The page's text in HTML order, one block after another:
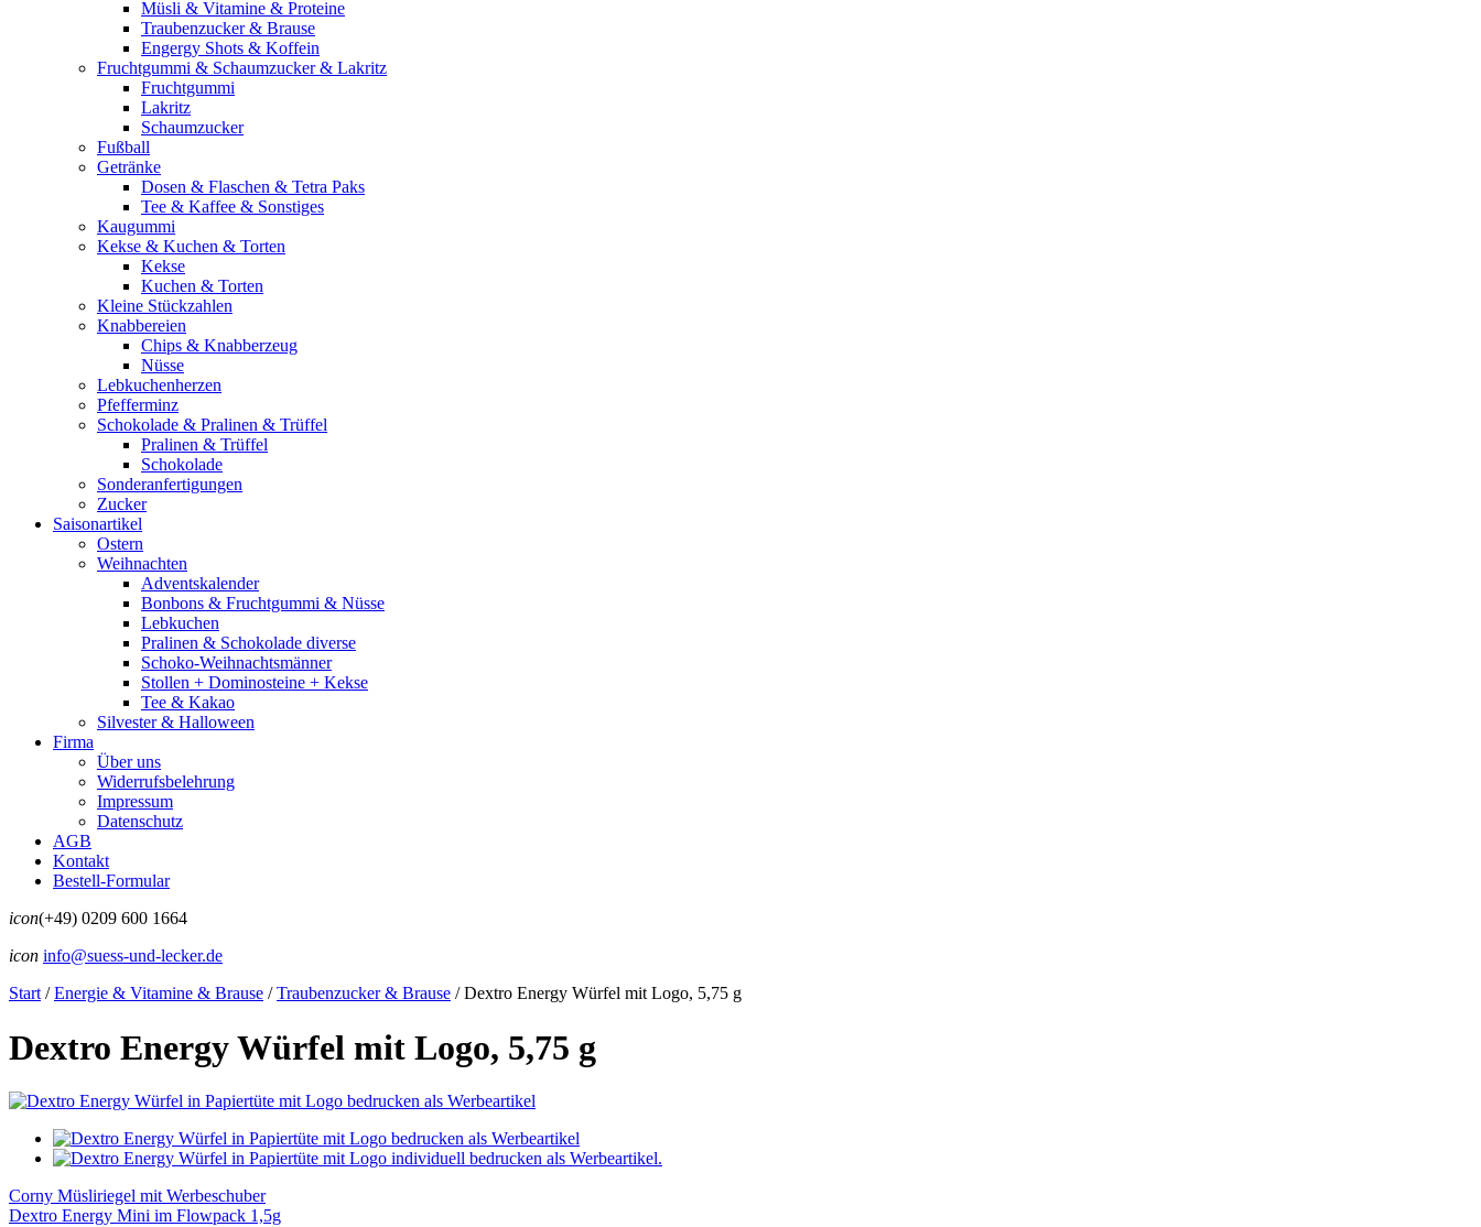
Müsli & Vitamine & Proteine
Traubenzucker & Brause
Engergy Shots & Koffein
Fruchtgummi & Schaumzucker & Lakritz
Fruchtgummi
Lakritz
Schaumzucker
Fußball
Getränke
Dosen & Flaschen & Tetra Paks
Tee & Kaffee & Sonstiges
Kaugummi
Kekse & Kuchen & Torten
Kekse
Kuchen & Torten
Kleine Stückzahlen
Knabbereien
Chips & Knabberzeug
Nüsse
Lebkuchenherzen
Pfefferminz
Schokolade & Pralinen & Trüffel
Pralinen & Trüffel
Schokolade
Sonderanfertigungen
Zucker
Saisonartikel
Ostern
Weihnachten
Adventskalender
Bonbons & Fruchtgummi & Nüsse
Lebkuchen
Pralinen & Schokolade diverse
Schoko-Weihnachtsmänner
Stollen + Dominosteine + Kekse
Tee & Kakao
Silvester & Halloween
Firma
Über uns
Widerrufsbelehrung
Impressum
Datenschutz
AGB
Kontakt
Bestell-Formular
icon(+49) 0209 600 1664
icon info@suess-und-lecker.de
Start / Energie & Vitamine & Brause / Traubenzucker & Brause /Dextro Energy Würfel mit Logo, 5,75 g
Dextro Energy Würfel mit Logo, 5,75 g
Corny Müsliriegel mit Werbeschuber
Dextro Energy Mini im Flowpack 1,5g